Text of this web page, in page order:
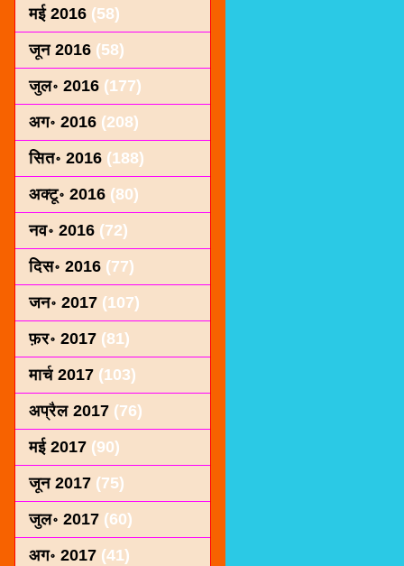
मई 2016 (58)
जून 2016 (58)
जुल॰ 2016 (177)
अग॰ 2016 (208)
सित॰ 2016 (188)
अक्टू॰ 2016 (80)
नव॰ 2016 (72)
दिस॰ 2016 (77)
जन॰ 2017 (107)
फ़र॰ 2017 (81)
मार्च 2017 (103)
अप्रैल 2017 (76)
मई 2017 (90)
जून 2017 (75)
जुल॰ 2017 (60)
अग॰ 2017 (41)